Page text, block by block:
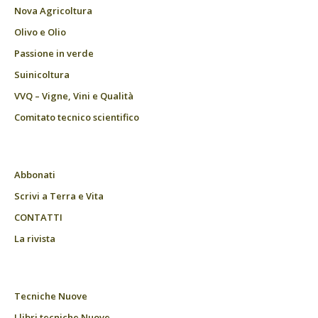
Nova Agricoltura
Olivo e Olio
Passione in verde
Suinicoltura
VVQ – Vigne, Vini e Qualità
Comitato tecnico scientifico
Abbonati
Scrivi a Terra e Vita
CONTATTI
La rivista
Tecniche Nuove